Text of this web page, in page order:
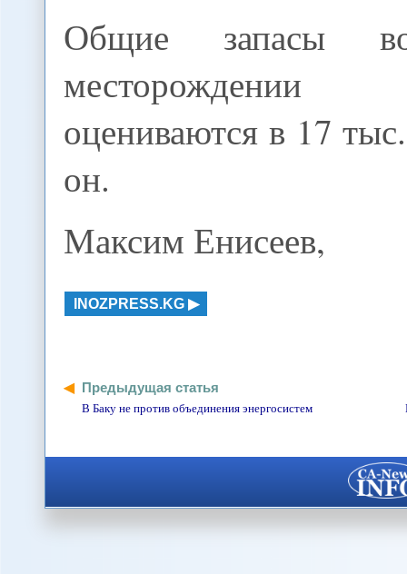
Общие запасы
месторождении
оцениваются в 17
он.
Максим Енисеев,
INOZPRESS.KG
Предыдущая статья
В Баку не против объединения энергосистем